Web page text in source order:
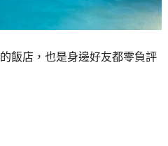
飯店，也是身邊好友都零負評